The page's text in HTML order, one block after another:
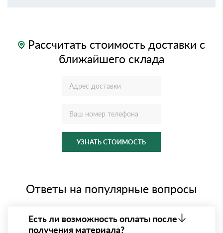
Рассчитать стоимость доставки с
ближайшего склада
УЗНАТЬ СТОИМОСТЬ
Ответы на популярные вопросы
Есть ли возможность оплаты после
получения материала?